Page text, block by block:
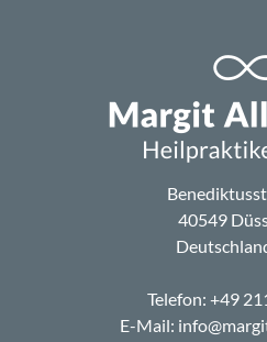
40549
Telefon: +49
E-Mail: